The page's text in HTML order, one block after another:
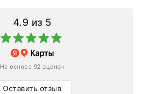
4.9 из 5
На основе 92 оценок
Оставить отзыв